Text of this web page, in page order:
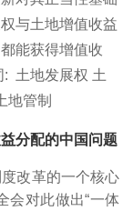
与土地增值收益
能获得增值收
: 土地发展权 土
地管制
分配的中国问题
改革的一个核心
会对此做出“一体